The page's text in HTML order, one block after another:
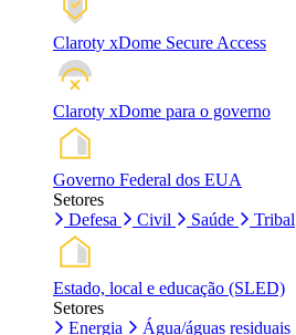
Claroty xDome Secure Access
Claroty xDome para o governo
Governo Federal dos EUA
Setores
Defesa
Civil Saúde Tribal
Estado, local e educação (SLED)
Setores
Energia
Água/águas residuais